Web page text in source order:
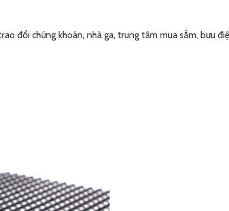
đổi chứng khoán, nhà ga, trung tâm mua sắm, bưu